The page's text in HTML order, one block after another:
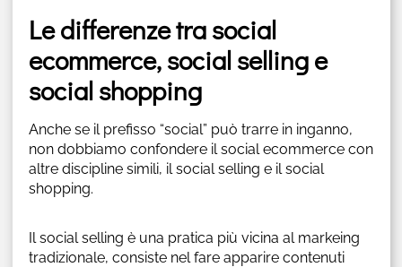
Le differenze tra social
ecommerce, social selling e
social shopping
Anche se il prefisso “social” può trarre in inganno,
non dobbiamo confondere il social ecommerce con
altre discipline simili, il social selling e il social
shopping.
Il social selling è una pratica più vicina al markeing
tradizionale, consiste nel fare apparire contenuti